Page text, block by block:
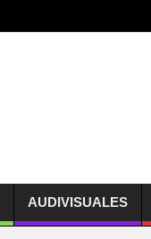
AUDIVISUALES